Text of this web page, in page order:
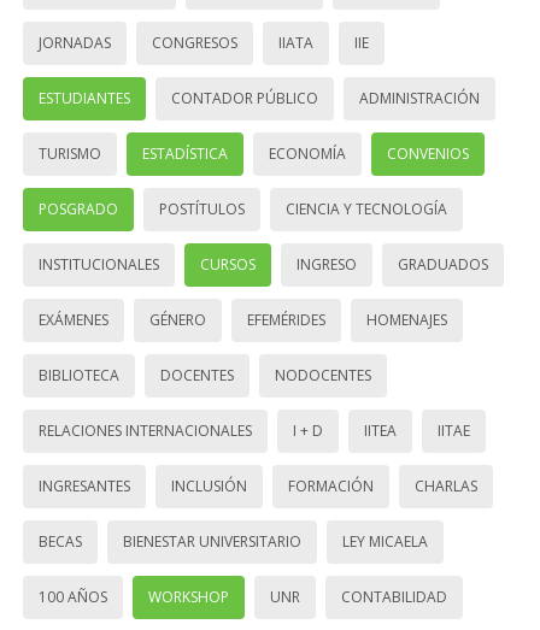
JORNADAS CONGRESOS IIATA IIE
ESTUDIANTES CONTADOR PÚBLICO ADMINISTRACIÓN
TURISMO ESTADÍSTICA ECONOMÍA CONVENIOS
POSGRADO POSTÍTULOS CIENCIA Y TECNOLOGÍA
INSTITUCIONALES CURSOS INGRESO GRADUADOS
EXÁMENES GÉNERO EFEMÉRIDES HOMENAJES
BIBLIOTECA DOCENTES NODOCENTES
RELACIONES INTERNACIONALES I + D IITEA IITAE
INGRESANTES INCLUSIÓN FORMACIÓN CHARLAS
BECAS BIENESTAR UNIVERSITARIO LEY MICAELA
100 AÑOS WORKSHOP UNR CONTABILIDAD